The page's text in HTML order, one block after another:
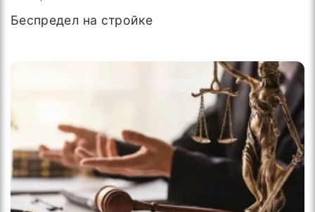
Беспредел на стройке